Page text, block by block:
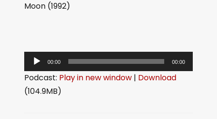
Moon (1992)
频
播
放
00:00 00:00
Podcast: Play in new window | Download
(104.9MB)